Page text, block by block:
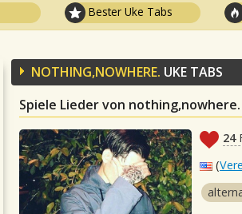
Bester Uke Tabs
NOTHING,NOWHERE. UKE TABS
Spiele Lieder von
24
(